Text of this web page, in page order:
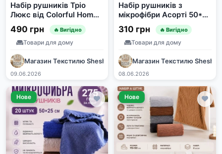
Набір рушників Тріо
Люкс від Colorful Home
(6 шт.)
490 грн 🔥 Вигідно
Товари для дому
Магазин Текстилю SheshaShop
09.06.2026
Набір рушників з
мікрофібри Асорті 50*25
см 20 шт.
310 грн 🔥 Вигідно
Товари для дому
Магазин Текстилю
08.06.2026
Нове Нове